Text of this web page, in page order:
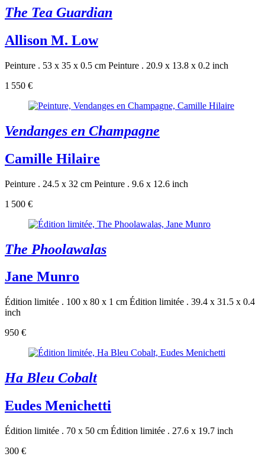
The Tea Guardian
Allison M. Low
Peinture . 53 x 35 x 0.5 cm Peinture . 20.9 x 13.8 x 0.2 inch
1 550 €
Vendanges en Champagne
Camille Hilaire
Peinture . 24.5 x 32 cm Peinture . 9.6 x 12.6 inch
1 500 €
The Phoolawalas
Jane Munro
Édition limitée . 100 x 80 x 1 cm Édition limitée . 39.4 x 31.5 x 0.4
inch
950 €
Ha Bleu Cobalt
Eudes Menichetti
Édition limitée . 70 x 50 cm Édition limitée . 27.6 x 19.7 inch
300 €